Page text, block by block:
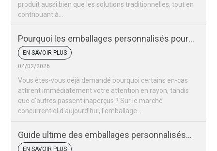
produit aussi bien que les solutions traditionnelles, tout en
contribuant à...
Pourquoi les emballages personnalisés pour
vos snacks sont-ils si importants pour votre
marque ?
EN SAVOIR PLUS
04/02/2026
Vous êtes-vous déjà demandé pourquoi certains en-cas
attirent immédiatement votre attention en rayon, tandis
que d'autres passent inaperçus ? Sur le marché
concurrentiel d'aujourd'hui, l'emballage…
Guide ultime des emballages personnalisés
pour snacks
EN SAVOIR PLUS